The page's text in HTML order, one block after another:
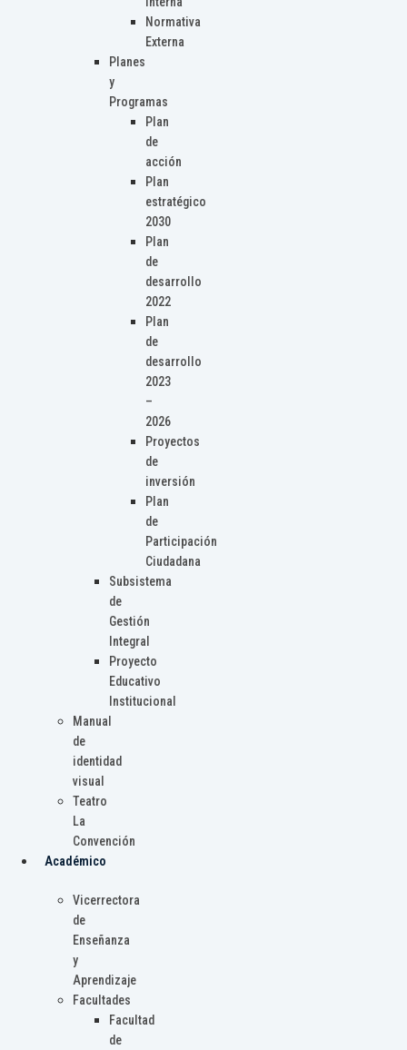
Normativa
Externa
Planes
y
Programas
Plan
de
acción
Plan
estratégico
2030
Plan
de
desarrollo
2022
Plan
de
desarrollo
2023
–
2026
Proyectos
de
inversión
Plan
de
Participación
Ciudadana
Subsistema
de
Gestión
Integral
Proyecto
Educativo
Institucional
Manual
de
identidad
visual
Teatro
La
Convención
Académico
Vicerrectora
de
Enseñanza
y
Aprendizaje
Facultades
Facultad
de